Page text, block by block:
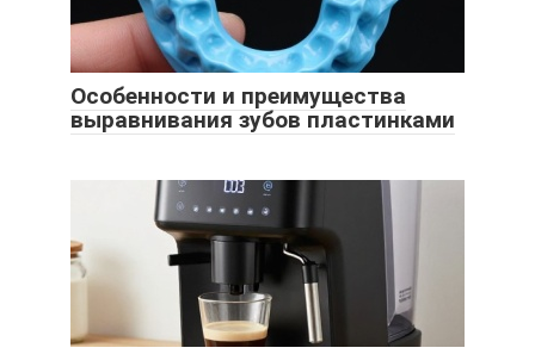
Особенности и преимущества
выравнивания зубов пластинками